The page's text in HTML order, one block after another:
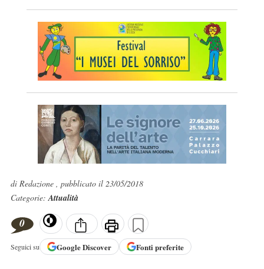
di Redazione , pubblicato il 23/05/2018
Categorie:Attualità
0
Seguici su GoogleDiscover Fonti preferite